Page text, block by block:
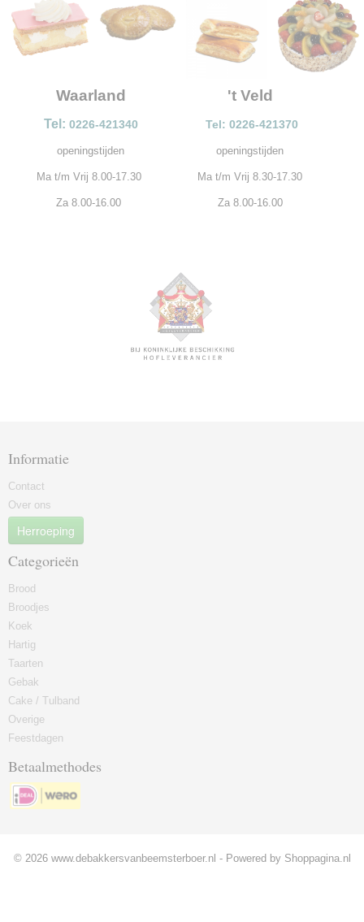
Waarland
Tel: 0226-421340
openingstijden
Ma t/m Vrij 8.00-17.30
Za 8.00-16.00
't Veld
Tel: 0226-421370
openingstijden
Ma t/m Vrij 8.30-17.30
Za 8.00-16.00
Informatie
Contact
Over ons
Herroeping
Categorieën
Brood
Broodjes
Koek
Hartig
Taarten
Gebak
Cake / Tulband
Overige
Feestdagen
Betaalmethodes
© 2026 www.debakkersvanbeemsterboer.nl - Powered by Shoppagina.nl